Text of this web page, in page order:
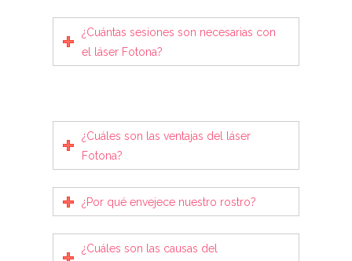
¿Cuántas sesiones son necesarias con
el láser Fotona?
¿Cuáles son las ventajas del láser
Fotona?
¿Por qué envejece nuestro rostro?
¿Cuáles son las causas del